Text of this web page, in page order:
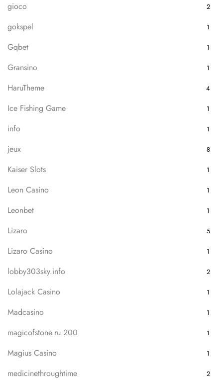
gioco 2
gokspel 1
Gqbet 1
Gransino 1
HaruTheme 4
Ice Fishing Game 1
info 1
jeux 8
Kaiser Slots 1
Leon Casino 1
Leonbet 1
Lizaro 5
Lizaro Casino 1
lobby303sky.info 2
Lolajack Casino 1
Madcasino 1
magicofstone.ru 200 1
Magius Casino 1
medicinethroughtime 2